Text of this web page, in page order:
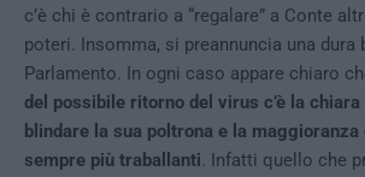
c’è chi è contrario a “regalare” a Conte
poteri. Insomma, si preannuncia una dura
Parlamento. In ogni caso appare chiaro
del possibile ritorno del virus c’è la
blindare la sua poltrona e la
sempre più traballanti. Infatti quello che